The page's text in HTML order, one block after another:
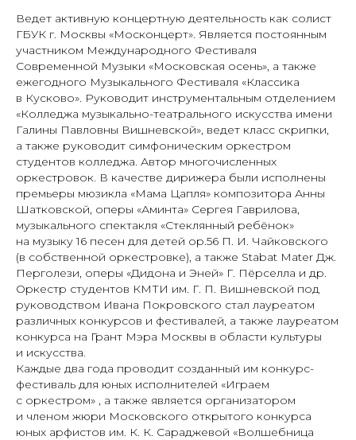
Ведет активную концертную деятельность как солист
ГБУК г. Москвы «Москонцерт». Является постоянным
участником Международного Фестиваля
Современной Музыки «Московская осень», а также
ежегодного Музыкального Фестиваля «Классика
в Кусково». Руководит инструментальным отделением
«Колледжа музыкально-театрального искусства имени
Галины Павловны Вишневской», ведет класс скрипки,
а также руководит симфоническим оркестром
студентов колледжа. Автор многочисленных
оркестровок. В качестве дирижера были исполнены
премьеры мюзикла «Мама Цапля» композитора Анны
Шатковской, оперы «Аминта» Сергея Гаврилова,
музыкального спектакля «Стеклянный ребёнок»
на музыку 16 песен для детей op.56 П. И. Чайковского
(в собственной оркестровке), а также Stabat Mater Дж.
Перголези, оперы «Дидона и Эней» Г. Пёрселла и др.
Оркестр студентов КМТИ им. Г. П. Вишневской под
руководством Ивана Покровского стал лауреатом
различных конкурсов и фестивалей, а также лауреатом
конкурса на Грант Мэра Москвы в области культуры
и искусства.
Каждые два года проводит созданный им конкурс-
фестиваль для юных исполнителей «Играем
с оркестром» , а также является организатором
и членом жюри Московского открытого конкурса
юных арфистов им. К. К. Сараджевой «Волшебница